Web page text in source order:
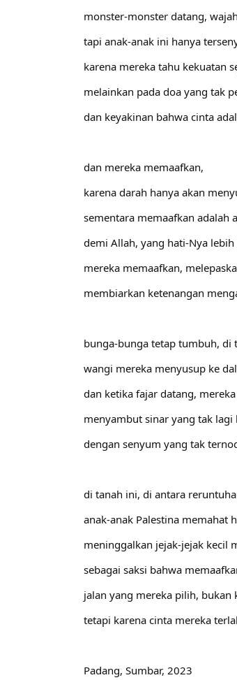
monster-monster datang,
tapi anak-anak ini hanya
karena mereka tahu kekuatan
melainkan pada doa yang tak
dan keyakinan bahwa cinta
dan mereka memaafkan,
karena darah hanya akan
sementara memaafkan adalah
demi Allah, yang hati-Nya
mereka memaafkan,
membiarkan ketenangan
bunga-bunga tetap tumbuh, di
wangi mereka menyusup ke
dan ketika fajar datang,
menyambut sinar yang tak lagi
dengan senyum yang tak
di tanah ini, di antara
anak-anak Palestina memahat
meninggalkan jejak-jejak kecil
sebagai saksi bahwa
jalan yang mereka pilih, bukan
tetapi karena cinta mereka
Padang, Sumbar, 2023